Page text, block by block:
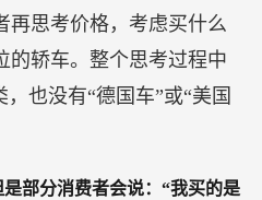
再思考价格，考虑买什么
的轿车。整个思考过程中
也没有“德国车”或“美国
部分消费者会说：“我买的是